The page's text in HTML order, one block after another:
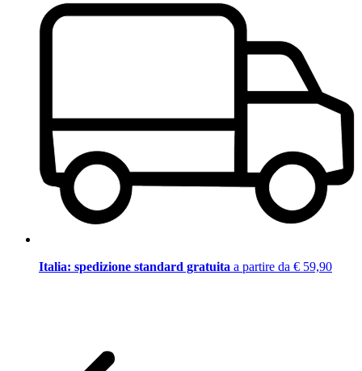
Italia: spedizione standard gratuita a partire da € 59,90